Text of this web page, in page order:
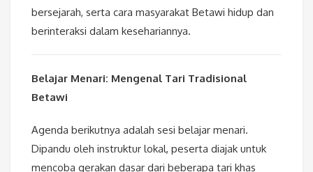
bersejarah, serta cara masyarakat Betawi hidup dan
berinteraksi dalam kesehariannya.
Belajar Menari: Mengenal Tari Tradisional
Betawi
Agenda berikutnya adalah sesi belajar menari.
Dipandu oleh instruktur lokal, peserta diajak untuk
mencoba gerakan dasar dari beberapa tari khas